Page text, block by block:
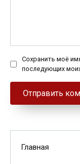
Сохранить моё
последующих
Главная